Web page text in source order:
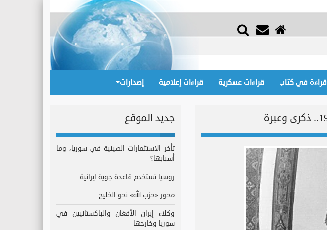
قراءة في كتاب قراءات عسكرية قراءات إعلامية إصدارات
جديد الموقع
تأخر الاستثمارات الصينية في سوريا، وما
أسبابها؟
روسيا تستخدم قاعدة جوية إيرانية
محور «حزب الله» نحو الخليج
وكلاء إيران الأفغان والباكستانيين في
سوريا وخارجها